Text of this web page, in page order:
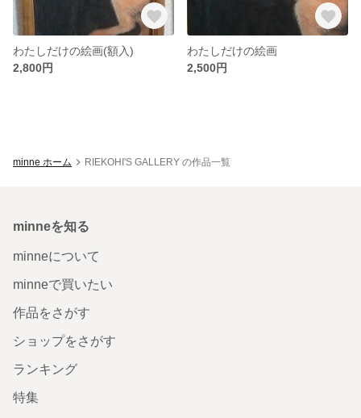
わたしだけの絵画(額入)
2,800円
わたしだけの絵画
2,500円
minne ホーム RIEKOHI'S GALLERY の作品一覧
minneを知る
minneについて
minneで買いたい
作品をさがす
ショップをさがす
ランキング
特集